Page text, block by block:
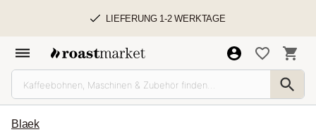
LIEFERUNG 1-2 WERKTAGE
Blaek